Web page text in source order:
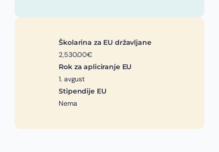
Školarina za EU državljane
2,530.00€
Rok za apliciranje EU
1. avgust
Stipendije EU
Nema